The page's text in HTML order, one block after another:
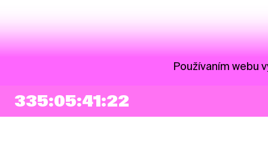
335:05:41:21
Používaním webu